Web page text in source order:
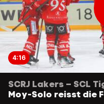
4:16
SCRJ Lakers – SCL
Moy-Solo reisst die